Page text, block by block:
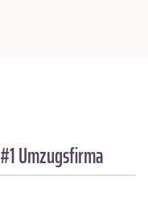
Umzugsfirma